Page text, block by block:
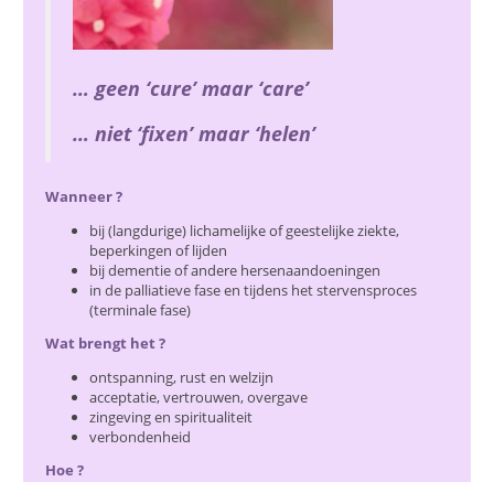
… geen ‘cure’ maar ‘care’
… niet ‘fixen’ maar ‘helen’
Wanneer ?
bij (langdurige) lichamelijke of geestelijke ziekte,
beperkingen of lijden
bij dementie of andere hersenaandoeningen
in de palliatieve fase en tijdens het stervensproces
(terminale fase)
Wat brengt het ?
ontspanning, rust en welzijn
acceptatie, vertrouwen, overgave
zingeving en spiritualiteit
verbondenheid
Hoe ?